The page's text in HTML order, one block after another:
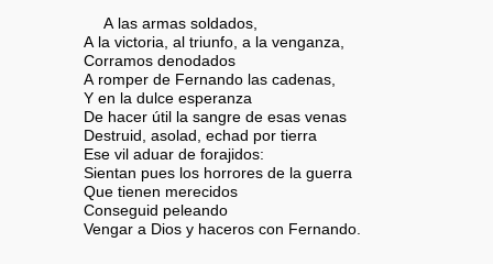
A las armas soldados,
A la victoria, al triunfo, a la venganza,
Corramos denodados
A romper de Fernando las cadenas,
Y en la dulce esperanza
De hacer útil la sangre de esas venas
Destruid, asolad, echad por tierra
Ese vil aduar de forajidos:
Sientan pues los horrores de la guerra
Que tienen merecidos
Conseguid peleando
Vengar a Dios y haceros con Fernando.